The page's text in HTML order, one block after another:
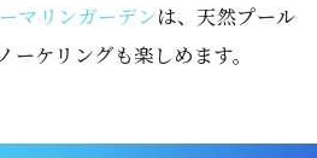
マリンガーデンは、天然プール
ケリングも楽しめます。